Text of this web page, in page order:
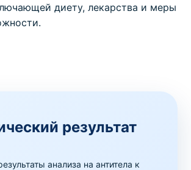
диету, лекарства и меры
результат
анализа на антитела к